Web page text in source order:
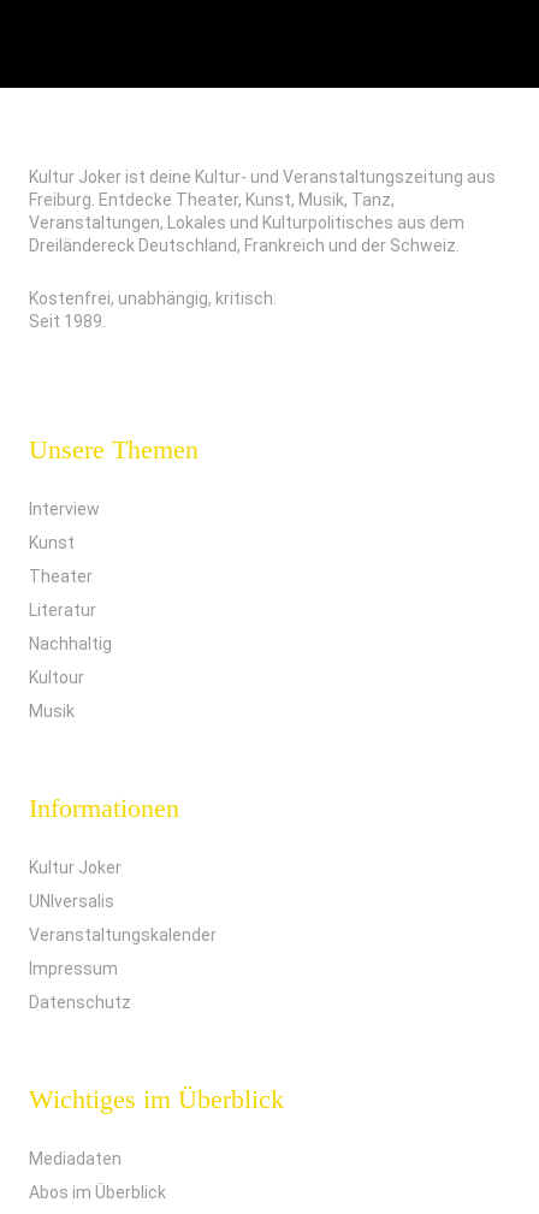
Kultur Joker ist deine Kultur- und Veranstaltungszeitung aus
Freiburg. Entdecke Theater, Kunst, Musik, Tanz,
Veranstaltungen, Lokales und Kulturpolitisches aus dem
Dreiländereck Deutschland, Frankreich und der Schweiz.
Kostenfrei, unabhängig, kritisch.
Seit 1989.
Unsere Themen
Interview
Kunst
Theater
Literatur
Nachhaltig
Kultour
Musik
Informationen
Kultur Joker
UNIversalis
Veranstaltungskalender
Impressum
Datenschutz
Wichtiges im Überblick
Mediadaten
Abos im Überblick